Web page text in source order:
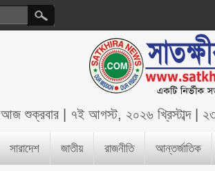
আজশুক্রবার| ৭ই আগস্ট, ২০২৬ খ্রিস্টাব্দ|
সারাদেশ জাতীয় রাজনীতি আন্তর্জাতিক